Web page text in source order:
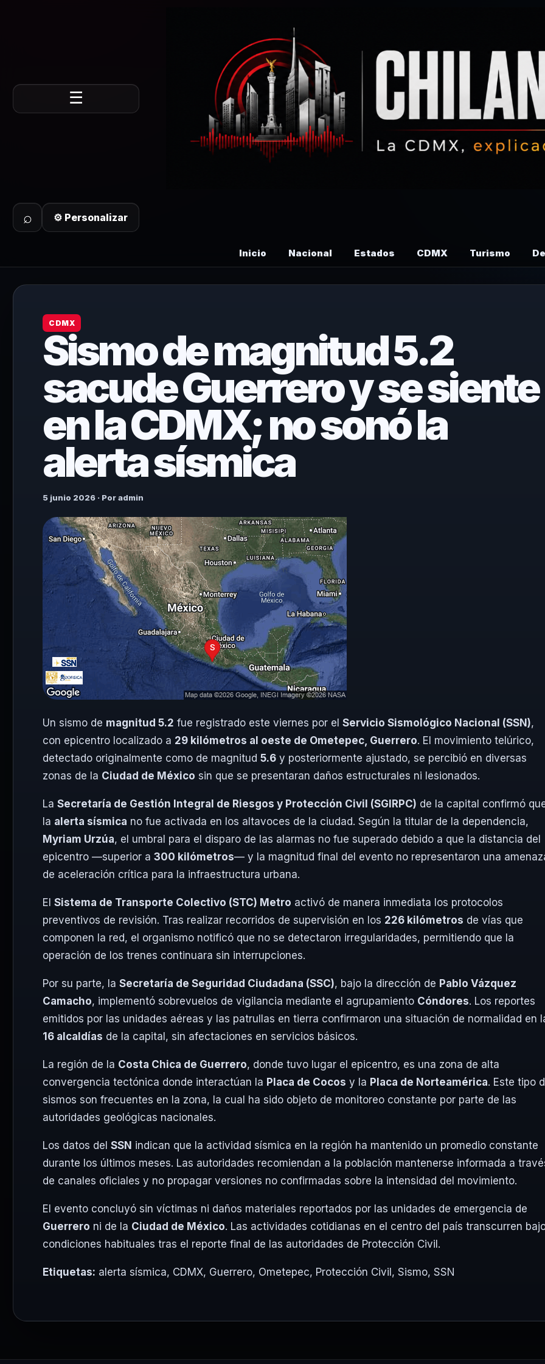
☰
⌕ ⚙ Personalizar
Inicio Nacional Estados CDMX Turismo
CDMX
Sismo de magnitud 5.2
sacude Guerrero y se siente
en la CDMX; no sonó la
alerta sísmica
5 junio 2026 · Por admin
Un sismo de magnitud 5.2 fue registrado este viernes por el Servicio Sismológico Nacional (SSN),
con epicentro localizado a 29 kilómetros al oeste de Ometepec, Guerrero. El movimiento telúrico,
detectado originalmente como de magnitud 5.6 y posteriormente ajustado, se percibió en diversas
zonas de la Ciudad de México sin que se presentaran daños estructurales ni lesionados.
La Secretaría de Gestión Integral de Riesgos y Protección Civil (SGIRPC) de la capital confirmó
la alerta sísmica no fue activada en los altavoces de la ciudad. Según la titular de la dependencia,
Myriam Urzúa, el umbral para el disparo de las alarmas no fue superado debido a que la distancia del
epicentro —superior a 300 kilómetros— y la magnitud final del evento no representaron una
de aceleración crítica para la infraestructura urbana.
El Sistema de Transporte Colectivo (STC) Metro activó de manera inmediata los protocolos
preventivos de revisión. Tras realizar recorridos de supervisión en los 226 kilómetros de vías que
componen la red, el organismo notificó que no se detectaron irregularidades, permitiendo que la
operación de los trenes continuara sin interrupciones.
Por su parte, la Secretaría de Seguridad Ciudadana (SSC), bajo la dirección de Pablo Vázquez
Camacho, implementó sobrevuelos de vigilancia mediante el agrupamiento Cóndores. Los reportes
emitidos por las unidades aéreas y las patrullas en tierra confirmaron una situación de normalidad en
16 alcaldías de la capital, sin afectaciones en servicios básicos.
La región de la Costa Chica de Guerrero, donde tuvo lugar el epicentro, es una zona de alta
convergencia tectónica donde interactúan la Placa de Cocos y la Placa de Norteamérica. Este tipo
sismos son frecuentes en la zona, la cual ha sido objeto de monitoreo constante por parte de las
autoridades geológicas nacionales.
Los datos del SSN indican que la actividad sísmica en la región ha mantenido un promedio constante
durante los últimos meses. Las autoridades recomiendan a la población mantenerse informada a
de canales oficiales y no propagar versiones no confirmadas sobre la intensidad del movimiento.
El evento concluyó sin víctimas ni daños materiales reportados por las unidades de emergencia de
Guerrero ni de la Ciudad de México. Las actividades cotidianas en el centro del país transcurren
condiciones habituales tras el reporte final de las autoridades de Protección Civil.
Etiquetas: alerta sísmica, CDMX, Guerrero, Ometepec, Protección Civil , Sismo, SSN